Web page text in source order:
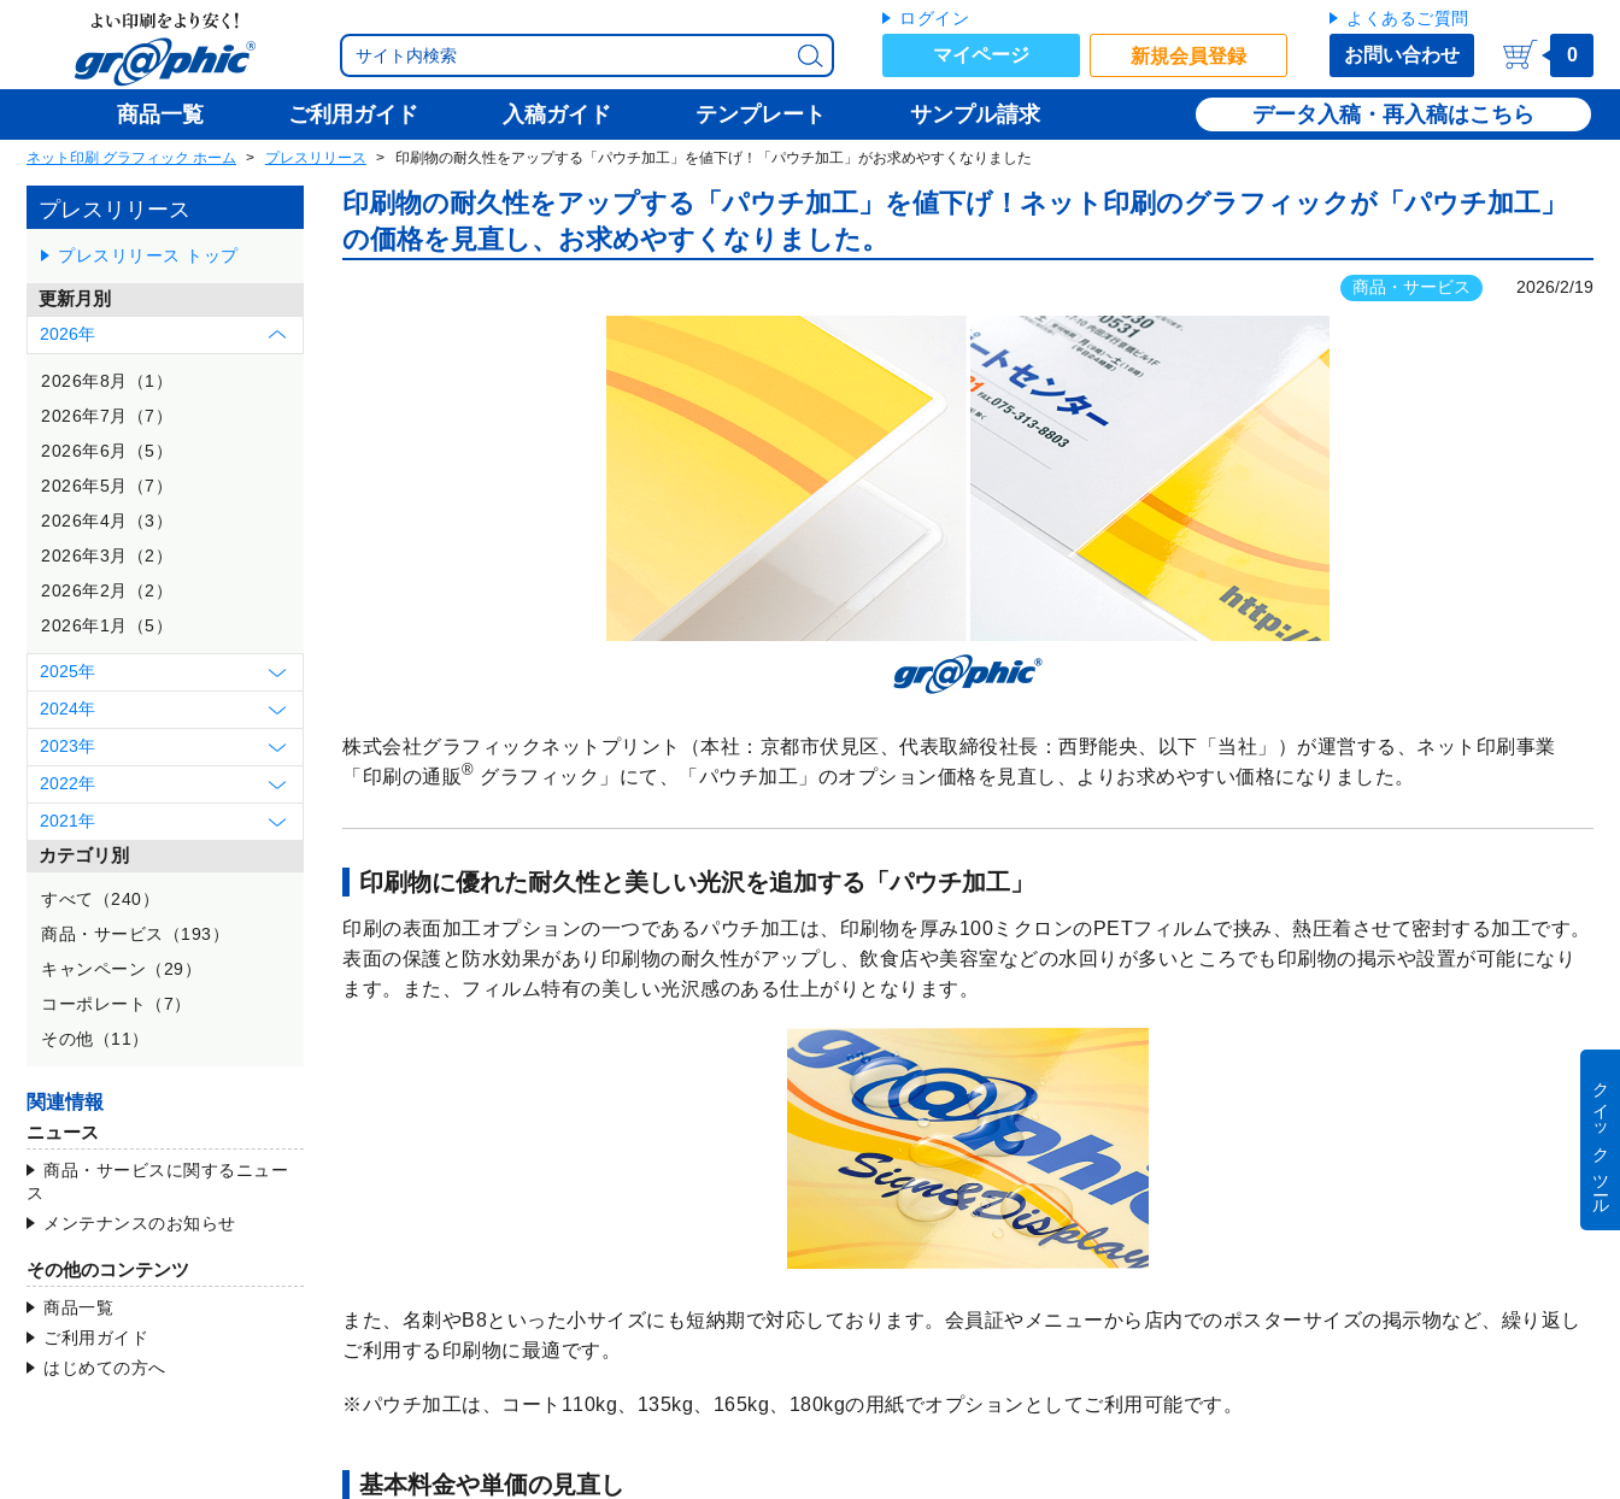
ログイン
マイページ 新規会員登録
よくあるご質問
お問い合わせ 0
商品一覧 ご利用ガイド 入稿ガイド テンプレート サンプル請求 データ入稿・再入稿
ネット印刷 グラフィック ホーム プレスリリース 印刷物の耐久性をアップする「パウチ加工」を値下げ！「パウチ加工」がお求めやすくなりました
プレスリリース
プレスリリース トップ
更新月別
2026年
2026年8月（1）
2026年7月（7）
2026年6月（5）
2026年5月（7）
2026年4月（3）
2026年3月（2）
2026年2月（2）
2026年1月（5）
2025年
2024年
2023年
2022年
2021年
カテゴリ別
すべて（240）
商品・サービス（193）
キャンペーン（29）
コーポレート（7）
その他（11）
関連情報
ニュース
商品・サービスに関するニュー
ス
メンテナンスのお知らせ
その他のコンテンツ
商品一覧
ご利用ガイド
はじめての方へ
印刷物の耐久性をアップする「パウチ加工」を値下げ！ネット印刷のグラフィックが「パウチ加工」
の価格を見直し、お求めやすくなりました。
商品・サービス 2026/2/19
株式会社グラフィックネットプリント（本社：京都市伏見区、代表取締役社長：西野能央、以下「当社」）が運営する、ネット印刷事業
「印刷の通販® グラフィック」にて、「パウチ加工」のオプション価格を見直し、よりお求めやすい価格になりました。
印刷物に優れた耐久性と美しい光沢を追加する「パウチ加工」
印刷の表面加工オプションの一つであるパウチ加工は、印刷物を厚み100ミクロンのPETフィルムで挟み、熱圧着させて密封する加工です。
表面の保護と防水効果があり印刷物の耐久性がアップし、飲食店や美容室などの水回りが多いところでも印刷物の掲示や設置が可能になり
ます。また、フィルム特有の美しい光沢感のある仕上がりとなります。
また、名刺やB8といった小サイズにも短納期で対応しております。会員証やメニューから店内でのポスターサイズの掲示物など、繰り返し
ご利用する印刷物に最適です。
パウチ加工は、コート110kg、135kg、165kg、180kgの用紙でオプションとしてご利用可能です。
基本料金や単価の見直し
クイック ツール